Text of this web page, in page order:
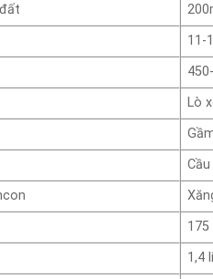
11-
Lò
175
1,4